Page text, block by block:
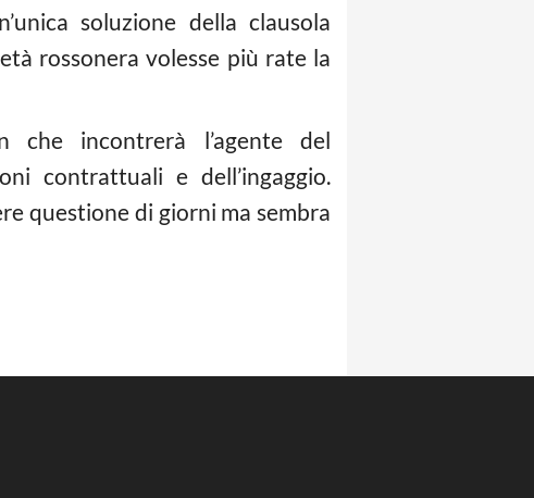
soluzione della clausola
rossonera volesse più rate la
incontrerà l’agente del
contrattuali e dell’ingaggio.
questione di giorni ma sembra